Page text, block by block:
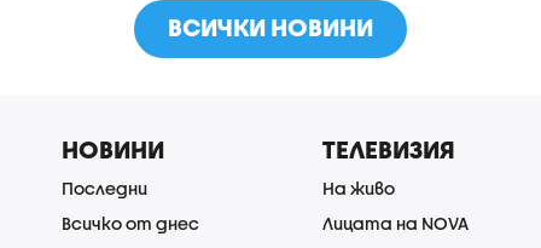
ВСИЧКИ НОВИНИ
НОВИНИ
Последни
Всичко от днес
ТЕЛЕВИЗИЯ
На живо
Лицата на NOVA